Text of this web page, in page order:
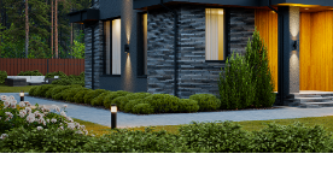
2 этажа / 4 спальни / 3 санузла
Получить консультацию